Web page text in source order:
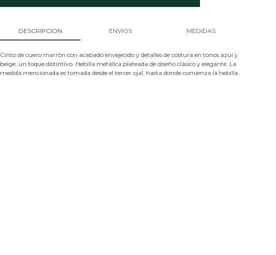
DESCRIPCION ENVIOS MEDIDAS
Cinto de cuero marrón con acabado envejecido y detalles de costura en tonos azul y
beige, un toque distintivo. Hebilla metálica plateada de diseño clásico y elegante. La
medida mencionada es tomada desde el tercer ojal, hasta donde comienza la hebilla.